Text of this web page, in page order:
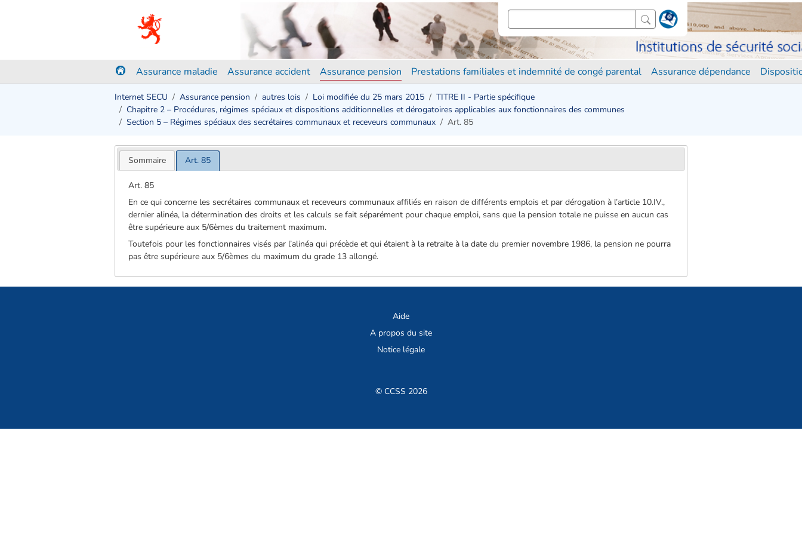
Assurance maladie Assurance accident Assurance pension Prestations familiales et indemnité de congé parental Assurance dépendance
Internet SECU Assurance pension autres lois Loi modifiée du 25 mars 2015
TITRE II - Partie spécifique
Chapitre 2 – Procédures, régimes spéciaux et dispositions additionnelles et dérogatoires applicables aux fonctionnaires des communes
Section 5 – Régimes spéciaux des secrétaires communaux et receveurs communaux
Art. 85
Sommaire Art. 85
Art. 85
En ce qui concerne les secrétaires communaux et receveurs communaux affiliés en raison de différents emplois et par dérogation à l’article 10.IV.,
dernier alinéa, la détermination des droits et les calculs se fait séparément pour chaque emploi, sans que la pension totale ne puisse en aucun cas
être supérieure aux 5/6èmes du traitement maximum.
Toutefois pour les fonctionnaires visés par l’alinéa qui précède et qui étaient à la retraite à la date du premier novembre 1986, la pension ne pourra
pas être supérieure aux 5/6èmes du maximum du grade 13 allongé.
Aide
A propos du site
Notice légale
© CCSS 2026